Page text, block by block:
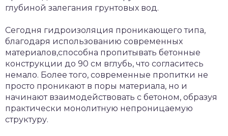
глубиной залегания грунтовых вод.
Сегодня гидроизоляция проникающего типа,
благодаря использованию современных
материалов,способна пропитывать бетонные
конструкции до 90 см вглубь, что согласитесь
немало. Более того, современные пропитки не
просто проникают в поры материала, но и
начинают взаимодействовать с бетоном, образуя
практически монолитную непроницаемую
структуру.